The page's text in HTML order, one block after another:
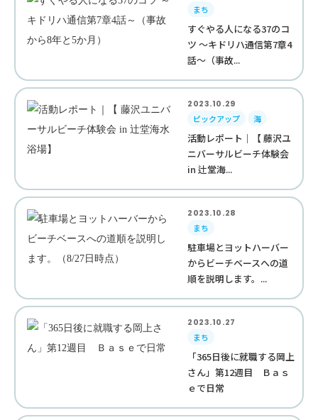
まち
すぐやる人になる37のコ
ツ ～キドリハ通信第7章4
話～（事故...
2023.10.29
ピックアップ
海
活動レポート｜【 藤沢ユ
ニバーサルビーチ体験会
in 辻堂海...
2023.10.28
まち
駐車場とヨットハーバー
からビーチベースへの道
順を説明します。...
2023.10.27
まち
「365日後に就職する岡上
さん」第12週目 Ｂａｓ
ｅで日常